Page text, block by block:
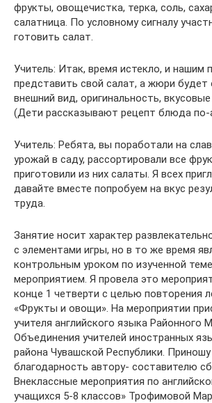
фрукты, овощечистка, терка, соль,
салатница. По условному сигналу
готовить салат.
Учитель: Итак, время истекло, и нашим
представить свой салат, а жюри будет
внешний вид, оригинальность,
(Дети рассказывают рецепт блюда по-
Учитель: Ребята, вы поработали на
урожай в саду, рассортировали все
приготовили из них салаты. Я всех
давайте вместе попробуем на вкус
труда.
Занятие носит характер
с элементами игры, но в то же время
контрольным уроком по изученной
мероприятием. Я провела это
конце 1 четверти с целью повторения
«Фрукты и овощи». На мероприятии
учителя английского языка Районного
Объединения учителей иностранных
района Чувашской Республики.
благодарность автору- составителю
Внеклассные мероприятия по
учащихся 5-8 классов» Трофимовой